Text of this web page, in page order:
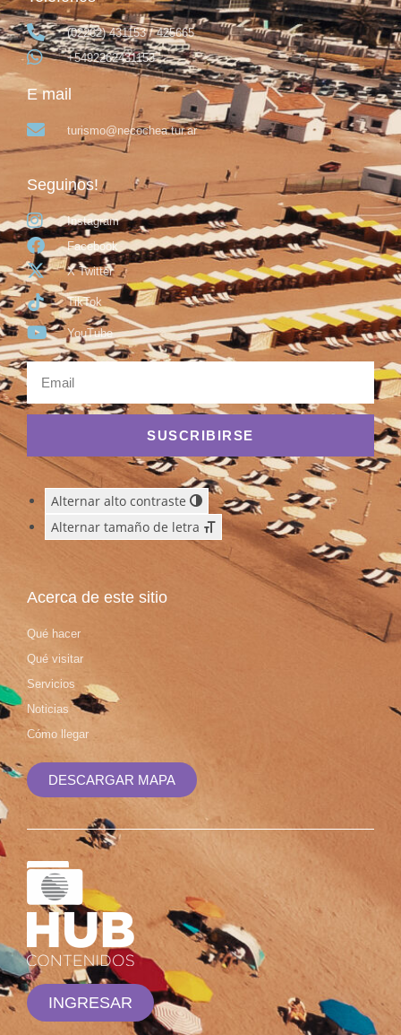
(02262) 431153 / 425665
+5492262431153
E mail
turismo@necochea.tur.ar
Seguinos!
Instagram
Facebook
X Twitter
TikTok
YouTube
SUSCRIBIRSE
Alternar alto contraste
Alternar tamaño de letra
Acerca de este sitio
Qué hacer
Qué visitar
Servicios
Noticias
Cómo llegar
DESCARGAR MAPA
INGRESAR